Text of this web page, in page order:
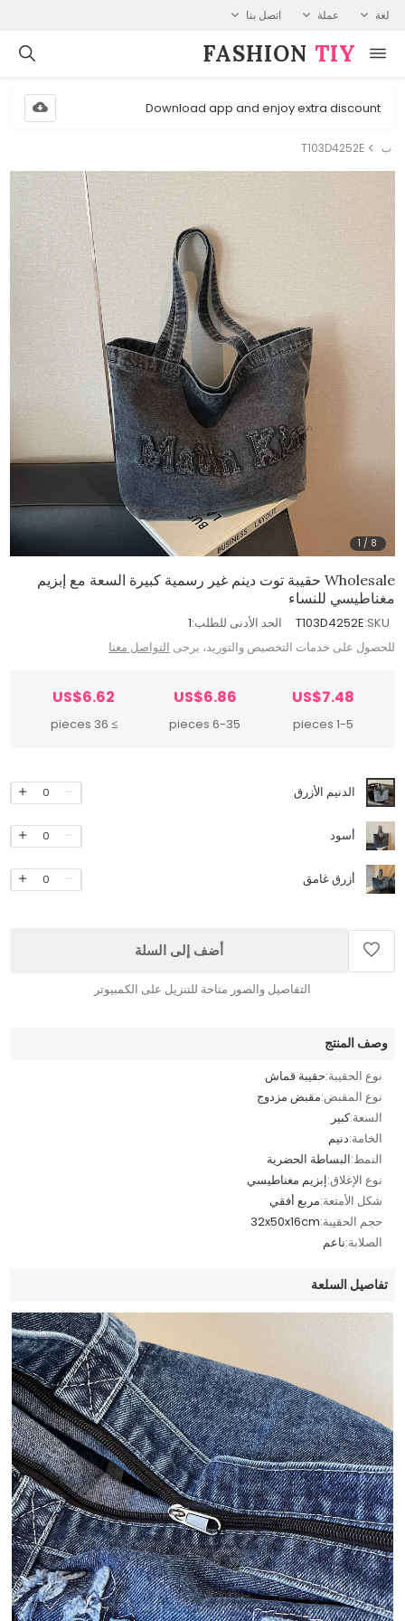
لغة عملة اتصل بنا
FASHION⁠ TIY
Download app and enjoy extra discount
ب T103D4252E
1 / 8
Wholesale حقيبة توت دينم غير رسمية كبيرة السعة مع إبزيم
مغناطيسي للنساء
SKU:
T103D4252E الحد الأدنى للطلب:1
للحصول على خدمات التخصيص والتوريد، يرجى التواصل معنا
US$7.48
1-5 pieces
US$6.86
6-35 pieces
US$6.62
≥ 36 pieces
الدنيم الأزرق 0
أسود 0
أزرق غامق 0
أضف إلى السلة
التفاصيل والصور متاحة للتنزيل على الكمبيوتر
وصف المنتج
نوع الحقيبة:حقيبة قماش
نوع المقبض:مقبض مزدوج
السعة:كبير
الخامة:دنيم
النمط:البساطة الحضرية
نوع الإغلاق:إبزيم مغناطيسي
شكل الأمتعة:مربع أفقي
حجم الحقيبة:32x50x16cm
الصلابة:ناعم
تفاصيل السلعة